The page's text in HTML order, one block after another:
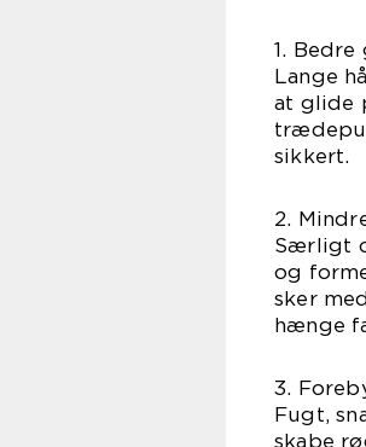
1.
Lange
at glide
sikkert.
2.
Særligt
og
sker
hænge
3.
Fugt,
skabe